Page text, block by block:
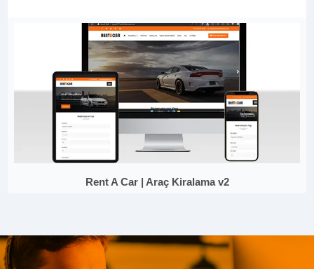
Rent A Car | Araç Kiralama v2